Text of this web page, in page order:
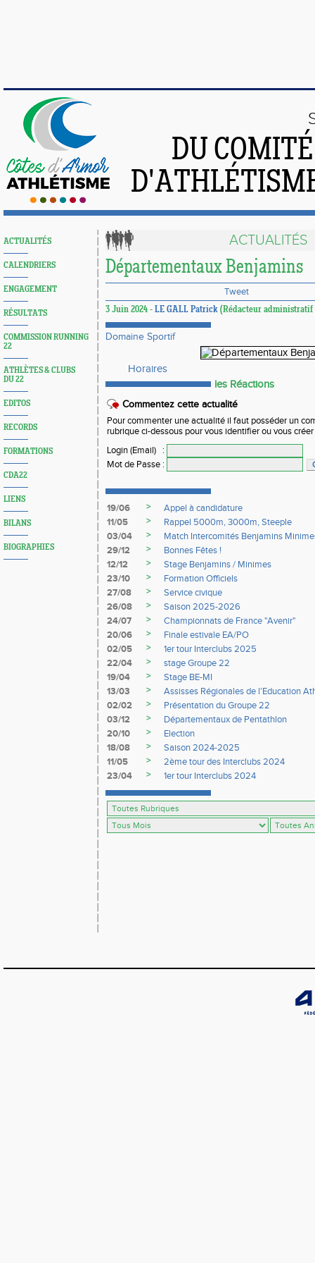
DU
ACTUALITÉS
CALENDRIERS
ENGAGEMENT
RÉSULTATS
COMMISSION RUNNING
22
ATHLÈTES & CLUBS
DU 22
EDITOS
RECORDS
FORMATIONS
CDA22
LIENS
BILANS
BIOGRAPHIES
ACTUALITÉS
Départementaux Benjamins
Tweet
3 Juin 2024 - LE GALL Patrick (Rédacteur administratif
Domaine Sportif
Horaires
les Réactions
Commentez cette actualité
Pour commenter une actualité il faut posséder un
rubrique ci-dessous pour vous identifier ou vous
Login (Email)
:
Mot de Passe :
19/06 >
Appel à candidature
11/05
>
Rappel 5000m, 3000m, Steeple
03/04
>
Match Intercomités Benjamins
29/12
>
Bonnes Fêtes !
12/12
>
Stage Benjamins / Minimes
23/10
>
Formation Officiels
27/08
>
Service civique
26/08
>
Saison 2025-2026
24/07
>
Championnats de France "Avenir"
20/06
>
Finale estivale EA/PO
02/05
>
1er tour Interclubs 2025
22/04
>
stage Groupe 22
19/04
>
Stage BE-MI
13/03
>
Assisses Régionales de l'Education
02/02
>
Présentation du Groupe 22
03/12
>
Départementaux de Pentathlon
20/10
>
Election
18/08
>
Saison 2024-2025
11/05
>
2ème tour des Interclubs 2024
23/04
> 1er tour Interclubs 2024